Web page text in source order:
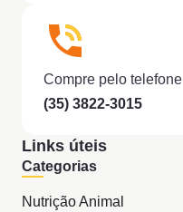
Compre pelo telefone
(35) 3822-3015
Links úteis
Categorias
Nutrição Animal